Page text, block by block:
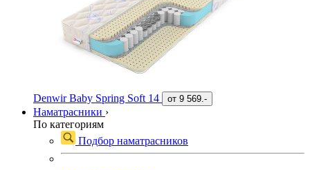
Denwir Baby Spring Soft 14 от 9 569.-
Наматрасники ›
По категориям
Подбор наматрасников